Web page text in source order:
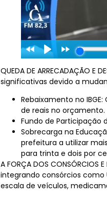
QUEDA DE ARRECADAÇÃO
significativas devido a
Rebaixamento no
de reais no orçamento.
Fundo de Participação
Sobrecarga na
prefeitura a utilizar
para trinta e dois por
A FORÇA DOS
integrando consórcios como
escala de veículos,